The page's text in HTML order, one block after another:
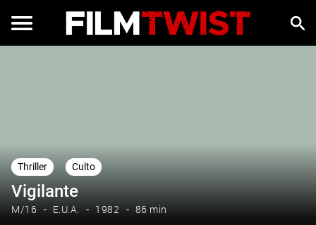
Thriller Culto
Vigilante
M/16 E.U.A. 1982 86 min